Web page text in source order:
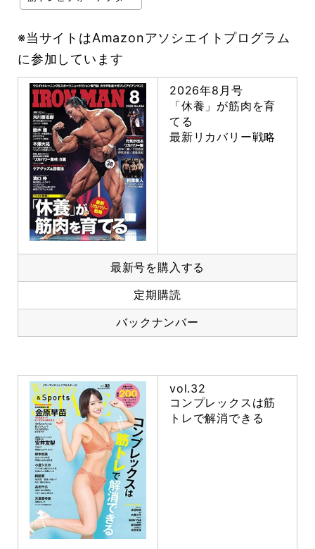
※当サイトはAmazonアソシエイトプログラム
に参加しています
2026年8月号
「休養」が筋肉を育
てる
最新リカバリー戦略
最新号を購入する
定期購読
バックナンバー
vol.32
コンプレックスは筋
トレで解消できる